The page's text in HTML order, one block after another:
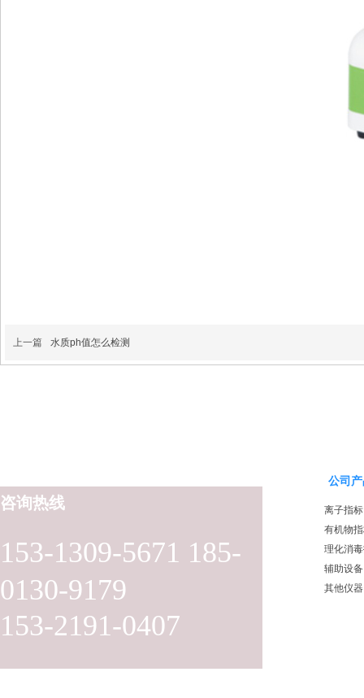
上一篇 水质ph值怎么检测
153-1309-5671 185-
0130-9179
153-2191-0407
咨询热线
公司
离子指标
有机物
理化消
辅助设备
其他仪器